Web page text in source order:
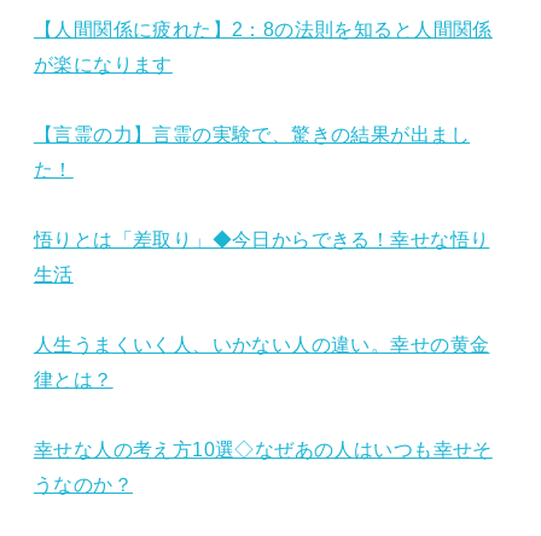
【人間関係に疲れた】2：8の法則を知ると人間関係
が楽になります
【言霊の力】言霊の実験で、驚きの結果が出まし
た！
悟りとは「差取り」◆今日からできる！幸せな悟り
生活
人生うまくいく人、いかない人の違い。幸せの黄金
律とは？
幸せな人の考え方10選◇なぜあの人はいつも幸せそ
うなのか？